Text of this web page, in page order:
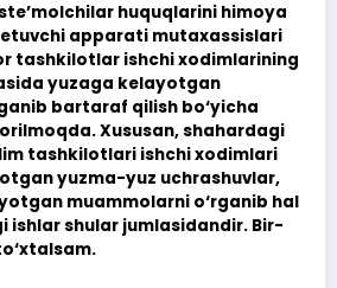
huquqlarini himoya
apparati mutaxassislari
tashkilotlar ishchi xodimlarining
yuzaga kelayotgan
bartaraf qilish bo‘yicha
Xususan, shahardagi
tashkilotlari ishchi xodimlari
yuzma-yuz uchrashuvlar,
muammolarni o‘rganib hal
ishlar shular jumlasidandir. Bir-